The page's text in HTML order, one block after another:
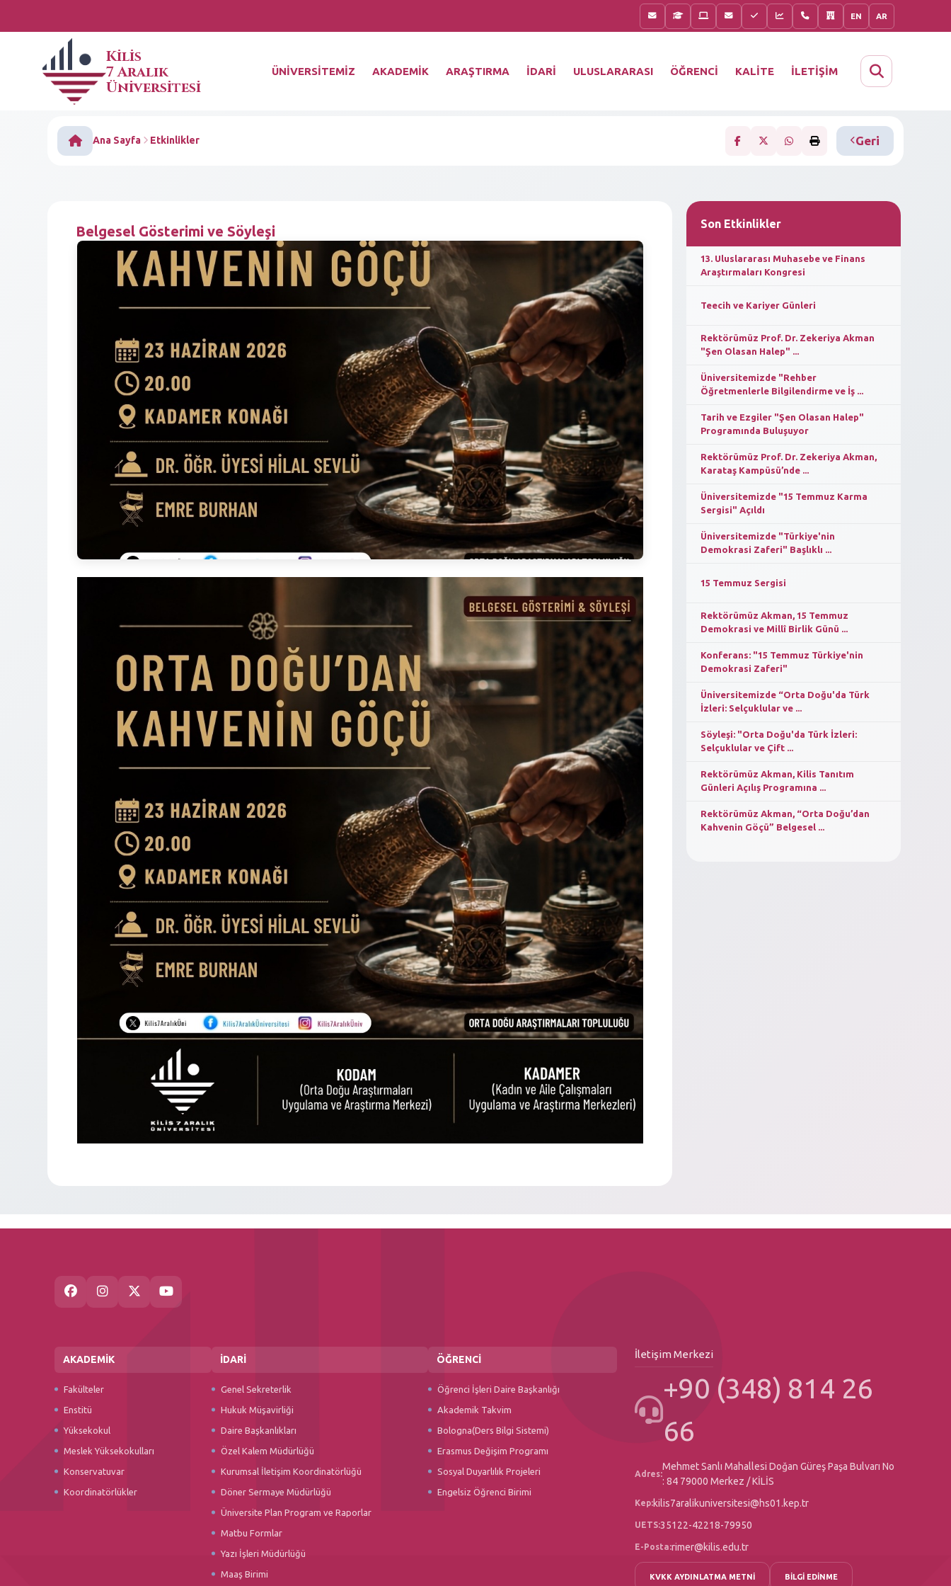
EN AR
Kilis
7 Aralık
Üniversitesi
ÜNİVERSİTEMİZ AKADEMİK ARAŞTIRMA İDARİ ULUSLARARASI ÖĞRENCİ KALİTE İLETİŞİM
Ana Sayfa Etkinlikler Geri
Son Etkinlikler
13. Uluslararası Muhasebe ve Finans
Araştırmaları Kongresi
Teecih ve Kariyer Günleri
Rektörümüz Prof. Dr. Zekeriya Akman
"Şen Olasan Halep" ...
Üniversitemizde "Rehber
Öğretmenlerle Bilgilendirme ve İş ...
Tarih ve Ezgiler "Şen Olasan Halep"
Programında Buluşuyor
Rektörümüz Prof. Dr. Zekeriya Akman,
Karataş Kampüsü’nde ...
Üniversitemizde "15 Temmuz Karma
Sergisi" Açıldı
Üniversitemizde "Türkiye'nin
Demokrasi Zaferi" Başlıklı ...
15 Temmuz Sergisi
Rektörümüz Akman, 15 Temmuz
Demokrasi ve Millî Birlik Günü ...
Konferans: "15 Temmuz Türkiye'nin
Demokrasi Zaferi"
Üniversitemizde “Orta Doğu'da Türk
İzleri: Selçuklular ve ...
Söyleşi: "Orta Doğu'da Türk İzleri:
Selçuklular ve Çift ...
Rektörümüz Akman, Kilis Tanıtım
Günleri Açılış Programına ...
Rektörümüz Akman, “Orta Doğu’dan
Kahvenin Göçü” Belgesel ...
Belgesel Gösterimi ve Söyleşi
AKADEMİK
Fakülteler
Enstitü
Yüksekokul
Meslek Yüksekokulları
Konservatuvar
Koordinatörlükler
İDARİ
Genel Sekreterlik
Hukuk Müşavirliği
Daire Başkanlıkları
Özel Kalem Müdürlüğü
Kurumsal İletişim Koordinatörlüğü
Döner Sermaye Müdürlüğü
Üniversite Plan Program ve Raporlar
Matbu Formlar
Yazı İşleri Müdürlüğü
Maaş Birimi
ÖĞRENCİ
Öğrenci İşleri Daire Başkanlığı
Akademik Takvim
Bologna(Ders Bilgi Sistemi)
Erasmus Değişim Programı
Sosyal Duyarlılık Projeleri
Engelsiz Öğrenci Birimi
İletişim Merkezi
+90 (348) 814 26
66
Adres:
Mehmet Sanlı Mahallesi Doğan Güreş Paşa Bulvarı No
: 84 79000 Merkez / KİLİS
Kep:kilis7aralikuniversitesi@hs01.kep.tr
UETS:35122-42218-79950
E-Posta:rimer@kilis.edu.tr
KVKK AYDINLATMA METNİ BİLGİ EDİNME